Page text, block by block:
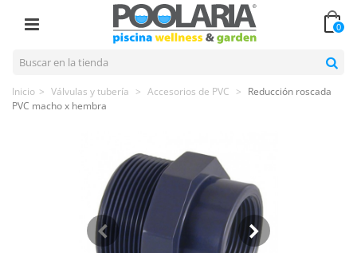
0
Inicio > Válvulas y tubería > Accesorios de PVC > Reducción roscada
PVC macho x hembra